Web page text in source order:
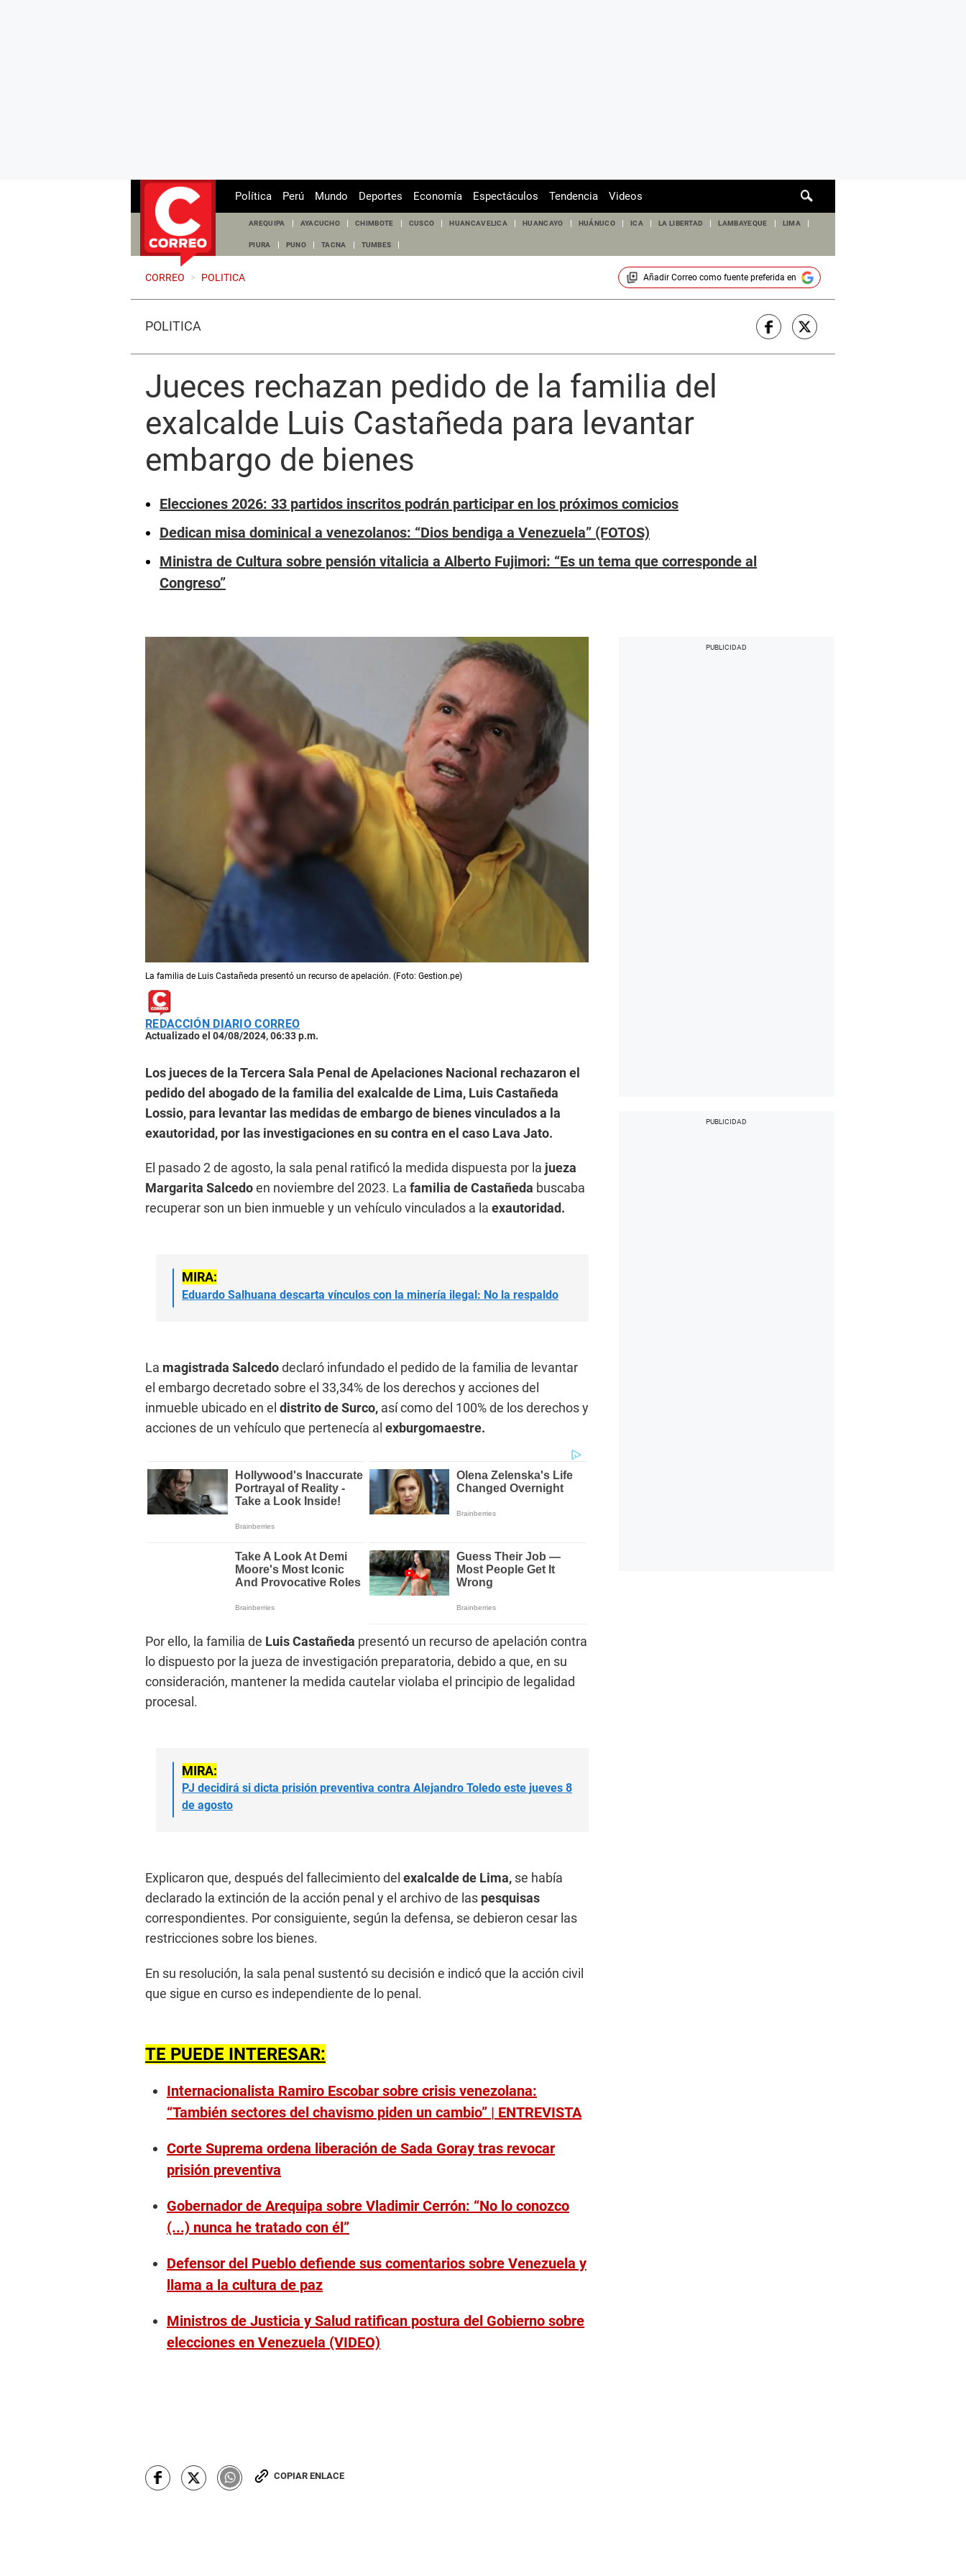
de
Política Perú Mundo Deportes Economía Espectáculos Tendencia Videos
AREQUIPA AYACUCHO CHIMBOTE CUSCO HUANCAVELICA HUANCAYO HUÁNUCO ICA LA LIBERTAD LAMBAYEQUE LIMA
PIURA PUNO TACNA TUMBES
CORREO > POLITICA Añadir Correocomo fuente preferida en
POLÍTICA
Jueces rechazan pedido de la familia del
exalcalde Luis Castañeda para levantar
embargo de bienes
Elecciones 2026: 33 partidos inscritos podrán participar en los próximos comicios
Dedican misa dominical a venezolanos: “Dios bendiga a Venezuela” (FOTOS)
Ministra de Cultura sobre pensión vitalicia a Alberto Fujimori: “Es un tema que corresponde al
Congreso”
La familia de Luis Castañeda presentó un recurso de apelación. (Foto: Gestion.pe)
REDACCIÓN DIARIO CORREO
Actualizado el 04/08/2024, 06:33 p.m.
Los jueces de la Tercera Sala Penal de Apelaciones Nacional rechazaron el
pedido del abogado de la familia del exalcalde de Lima, Luis Castañeda
Lossio, para levantar las medidas de embargo de bienes vinculados a la
exautoridad, por las investigaciones en su contra en el caso Lava Jato.
El pasado 2 de agosto, la sala penal ratificó la medida dispuesta por la jueza
Margarita Salcedoen noviembre del 2023. La familia de Castañeda buscaba
recuperar son un bien inmueble y un vehículo vinculados a la exautoridad.
MIRA:
Eduardo Salhuana descarta vínculos con la minería ilegal: No la respaldo
La magistrada Salcedodeclaró infundado el pedido de la familia de levantar
el embargo decretado sobre el 33,34% de los derechos y acciones del
inmueble ubicado en el distrito de Surco, así como del 100% de los derechos y
acciones de un vehículo que pertenecía al exburgomaestre.
Por ello, la familia de Luis Castañeda presentó un recurso de apelación contra
lo dispuesto por la jueza de investigación preparatoria, debido a que, en su
consideración, mantener la medida cautelar violaba el principio de legalidad
procesal.
MIRA:
PJ decidirá si dicta prisión preventiva contra Alejandro Toledo este jueves 8
de agosto
Explicaron que, después del fallecimiento del exalcalde de Lima, se había
declarado la extinción de la acción penal y el archivo de las pesquisas
correspondientes. Por consiguiente, según la defensa, se debieron cesar las
restricciones sobre los bienes.
En su resolución, la sala penal sustentó su decisión e indicó que la acción civil
que sigue en curso es independiente de lo penal.
TE PUEDE INTERESAR:
Internacionalista Ramiro Escobar sobre crisis venezolana:
“También sectores del chavismo piden un cambio” | ENTREVISTA
Corte Suprema ordena liberación de Sada Goray tras revocar
prisión preventiva
Gobernador de Arequipa sobre Vladimir Cerrón: “No lo conozco
(...) nunca he tratado con él”
Defensor del Pueblo defiende sus comentarios sobre Venezuela y
llama a la cultura de paz
Ministros de Justicia y Salud ratifican postura del Gobierno sobre
elecciones en Venezuela (VIDEO)
COPIAR ENLACE